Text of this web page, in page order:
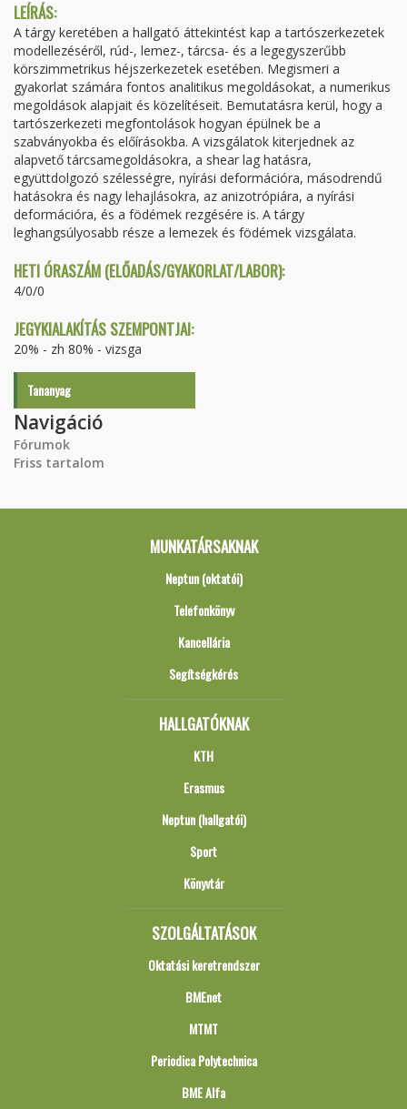
LEÍRÁS:
A tárgy keretében a hallgató áttekintést kap a tartószerkezetek
modellezéséről, rúd-, lemez-, tárcsa- és a legegyszerűbb
körszimmetrikus héjszerkezetek esetében. Megismeri a
gyakorlat számára fontos analitikus megoldásokat, a numerikus
megoldások alapjait és közelítéseit. Bemutatásra kerül, hogy a
tartószerkezeti megfontolások hogyan épülnek be a
szabványokba és előírásokba. A vizsgálatok kiterjednek az
alapvető tárcsamegoldásokra, a shear lag hatásra,
együttdolgozó szélességre, nyírási deformációra, másodrendű
hatásokra és nagy lehajlásokra, az anizotrópiára, a nyírási
deformációra, és a födémek rezgésére is. A tárgy
leghangsúlyosabb része a lemezek és födémek vizsgálata.
HETI ÓRASZÁM (ELŐADÁS/GYAKORLAT/LABOR):
4/0/0
JEGYKIALAKÍTÁS SZEMPONTJAI:
20% - zh 80% - vizsga
Tananyag
Navigáció
Fórumok
Friss tartalom
MUNKATÁRSAKNAK
Neptun (oktatói)
Telefonkönyv
Kancellária
Segítségkérés
HALLGATÓKNAK
KTH
Erasmus
Neptun (hallgatói)
Sport
Könyvtár
SZOLGÁLTATÁSOK
Oktatási keretrendszer
BMEnet
MTMT
Periodica Polytechnica
BME Alfa